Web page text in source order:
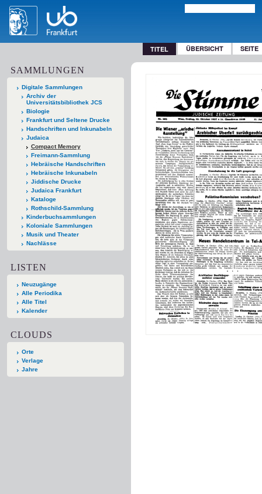
TITEL ÜBERSICHT SEITE
SAMMLUNGEN
Digitale Sammlungen
Archiv der
Universitätsbibliothek JCS
Biologie
Frankfurt und Seltene Drucke
Handschriften und Inkunabeln
Judaica
Compact Memory
Freimann-Sammlung
Hebräische Handschriften
Hebräische Inkunabeln
Jiddische Drucke
Judaica Frankfurt
Kataloge
Rothschild-Sammlung
Kinderbuchsammlungen
Koloniale Sammlungen
Musik und Theater
Nachlässe
LISTEN
Neuzugänge
Alle Periodika
Alle Titel
Kalender
CLOUDS
Orte
Verlage
Jahre